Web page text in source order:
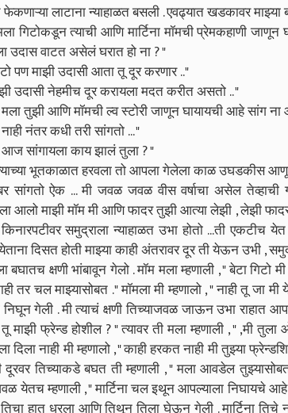
लाटाना न्याहाळत बसली . एवढ्यात खडकावर
गिटोकडून त्याची आणि मार्टिना मॉमची प्रेमकहाणी जाणून
उदास वाटत असेलं घरात हो ना ? "
पण माझी उदासी आता तू दूर करणार .."
उदासी नेहमीच दूर करायला मदत करीत असतो .. "
मला तुझी आणि मॉमची ल्व स्टोरी जाणून घायायची आहे सांग
नंतर कधी तरी सांगतो ... "
आज सांगायला काय झालं तुला ? "
भूतकाळात हरवला तो आपला गेलेला काळ उघडकीस
सांगतो ऐक ... मी जवळ जवळ वीस वर्षाचा असेल
आलो माझी मॉम मी आणि फादर तुझी आत्या लेझी , लेझी
समुद्राला न्याहाळत उभा होतो ...ती एकटीच
दिसत होती माझ्या काही अंतरावर दूर ती येऊन उभी ,
बघातच क्षणी भांबावून गेलो . मॉम मला म्हणाली , " बेटा
तर चल माझ्यासोबत ." मॉमला मी म्हणालो , " नाही तू जा
गेली . मी त्याचं क्षणी तिच्याजवळ जाऊन उभा राहात
तू माझी फ्रेन्ड होशील ? " त्यावर ती मला म्हणाली , " ,मी
दिला नाही मी म्हणालो , " काही हरकत नाही मी तुझ्या
दूरवर तिच्याकडे बघत ती म्हणाली , " मला आवडेल
येतच म्हणाली , " मार्टिना चल इथून आपल्याला निघायचे आहे .